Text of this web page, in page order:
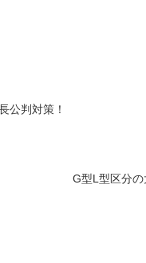
公判対策！
G型L型区分